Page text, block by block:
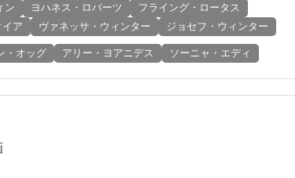
ン ヨハネス・ロバーツ
フライング・ロータス
ア
ヴァネッサ・ウィンター ジョセフ・ウィンター
・オッグ アリー・ヨアニデス ソーニャ・エディ